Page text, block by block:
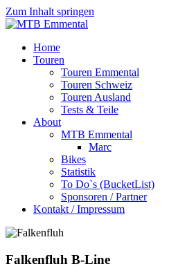
Zum Inhalt springen
MTB
Emmental
Home
Touren
Touren Emmental
Touren Schweiz
Touren Ausland
Tests & Teile
About
MTB Emmental
Marc
Bikes
Statistik
To Do`s (BucketList)
Sponsoren / Partner
Kontakt / Impressum
Falkenfluh B-Line